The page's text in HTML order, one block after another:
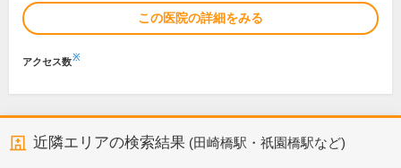
この医院の詳細をみる
アクセス数※
近隣エリアの検索結果 (田崎橋駅・祇園橋駅など)